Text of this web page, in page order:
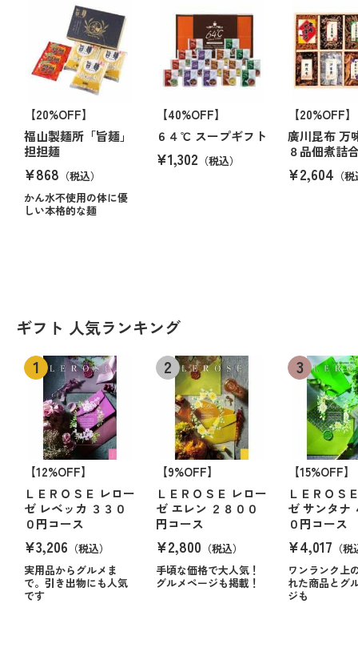
【20%OFF】
福山製麺所「旨麺」
担担麺
¥868 （税込）
かん水不使用の体に優
しい本格的な麺
【40%OFF】
６４℃ スープギフト
¥1,302 （税込）
【20%OFF】
廣川昆布 万
８品佃煮詰
¥2,604 （
ギフト 人気ランキング
【12%OFF】
ＬＥＲＯＳＥ レロー
ゼ レベッカ ３３０
０円コース
¥3,206 （税込）
実用品からグルメま
で。引き出物にも人気
です
【9%OFF】
ＬＥＲＯＳＥ レロー
ゼ エレン ２８００
円コース
¥2,800 （税込）
手頃な価格で大人気！
グルメページも掲載！
【15%OFF】
ＬＥＲＯＳ
ゼ サンタナ
０円コース
¥4,017 （
ワンランク上
れた商品とグ
ジも